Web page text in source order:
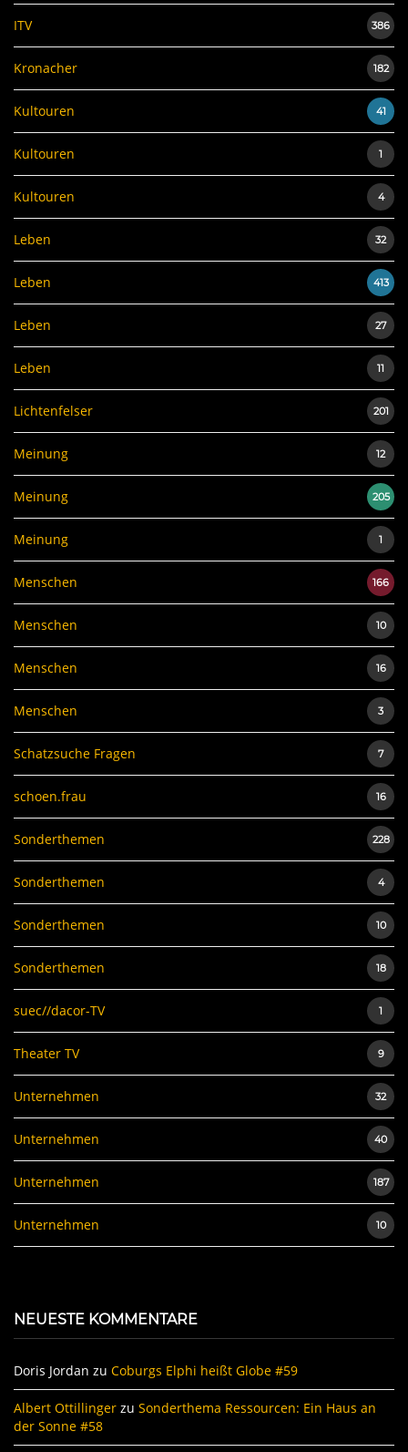
ITV 386
Kronacher 182
Kultouren 41
Kultouren 1
Kultouren 4
Leben 32
Leben 413
Leben 27
Leben 11
Lichtenfelser 201
Meinung 12
Meinung 205
Meinung 1
Menschen 166
Menschen 10
Menschen 16
Menschen 3
Schatzsuche Fragen 7
schoen.frau 16
Sonderthemen 228
Sonderthemen 4
Sonderthemen 10
Sonderthemen 18
suec//dacor-TV 1
Theater TV 9
Unternehmen 32
Unternehmen 40
Unternehmen 187
Unternehmen 10
NEUESTE KOMMENTARE
Doris Jordan zu Coburgs Elphi heißt Globe #59
Albert Ottillinger zu Sonderthema Ressourcen: Ein Haus an
der Sonne #58